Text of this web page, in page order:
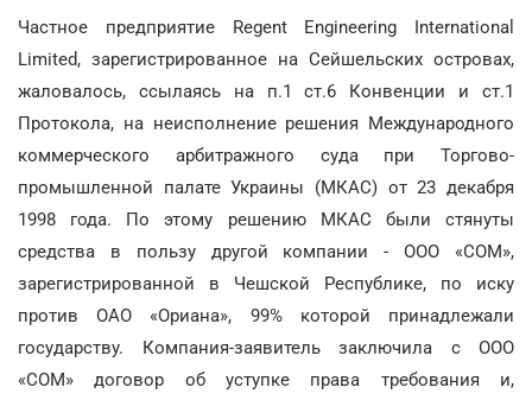
Частное предприятие Regent Engineering International
Limited, зарегистрированное на Сейшельских островах,
жаловалось, ссылаясь на п.1 ст.6 Конвенции и ст.1
Протокола, на неисполнение решения Международного
коммерческого арбитражного суда при Торгово-
промышленной палате Украины (МКАС) от 23 декабря
1998 года. По этому решению МКАС были стянуты
средства в пользу другой компании - ООО «СОМ»,
зарегистрированной в Чешской Республике, по иску
против ОАО «Ориана», 99% которой принадлежали
государству. Компания-заявитель заключила с ООО
«СОМ» договор об уступке права требования и,